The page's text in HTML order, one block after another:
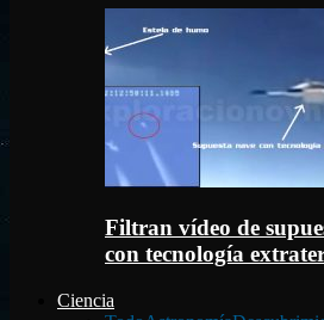
Filtran vídeo de
con tecnología
Ciencia